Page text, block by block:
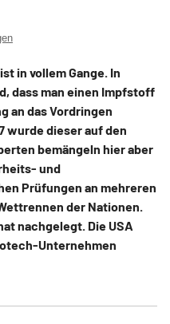
in vollem Gange. In
dass man einen Impfstoff
an das Vordringen
wurde dieser auf den
bemängeln hier aber
und
Prüfungen an mehreren
der Nationen.
nachgelegt. Die USA
Unternehmen